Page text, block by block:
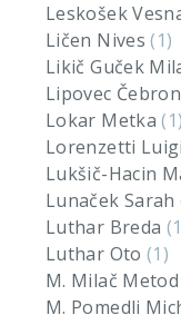
Leskošek
Ličen Nives(1)
Likič Guček
Lipovec
Lokar Metka(1)
Lorenzetti
Lukšič-Hacin
Lunaček Sarah
Luthar Breda
Luthar Oto (1)
M. Milač
M. Pomedli